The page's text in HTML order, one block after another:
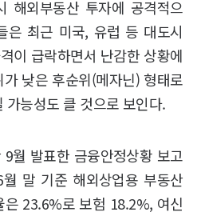
해외부동산 투자에 공격적으
은 최근 미국, 유럽 등 대도시
이 급락하면서 난감한 상황에
낮은 후순위(메자닌) 형태로
가능성도 클 것으로 보인다.
월 발표한 금융안정상황 보고
말 기준 해외상업용 부동산
은 23.6%로 보험 18.2%, 여신